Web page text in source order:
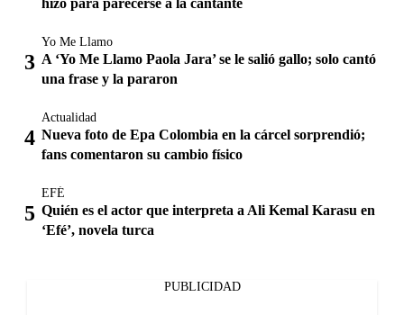
Yo Me Llamo
A ‘Yo Me Llamo Paola Jara’ se le salió gallo; solo cantó
una frase y la pararon
Actualidad
Nueva foto de Epa Colombia en la cárcel sorprendió;
fans comentaron su cambio físico
EFÉ
Quién es el actor que interpreta a Ali Kemal Karasu en
‘Efé’, novela turca
PUBLICIDAD